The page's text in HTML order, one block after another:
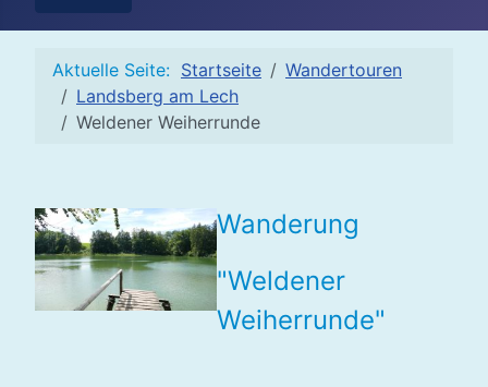
Aktuelle Seite: Startseite
Wandertouren
Landsberg am Lech
Weldener Weiherrunde
Wanderung
"Weldener
Weiherrunde"